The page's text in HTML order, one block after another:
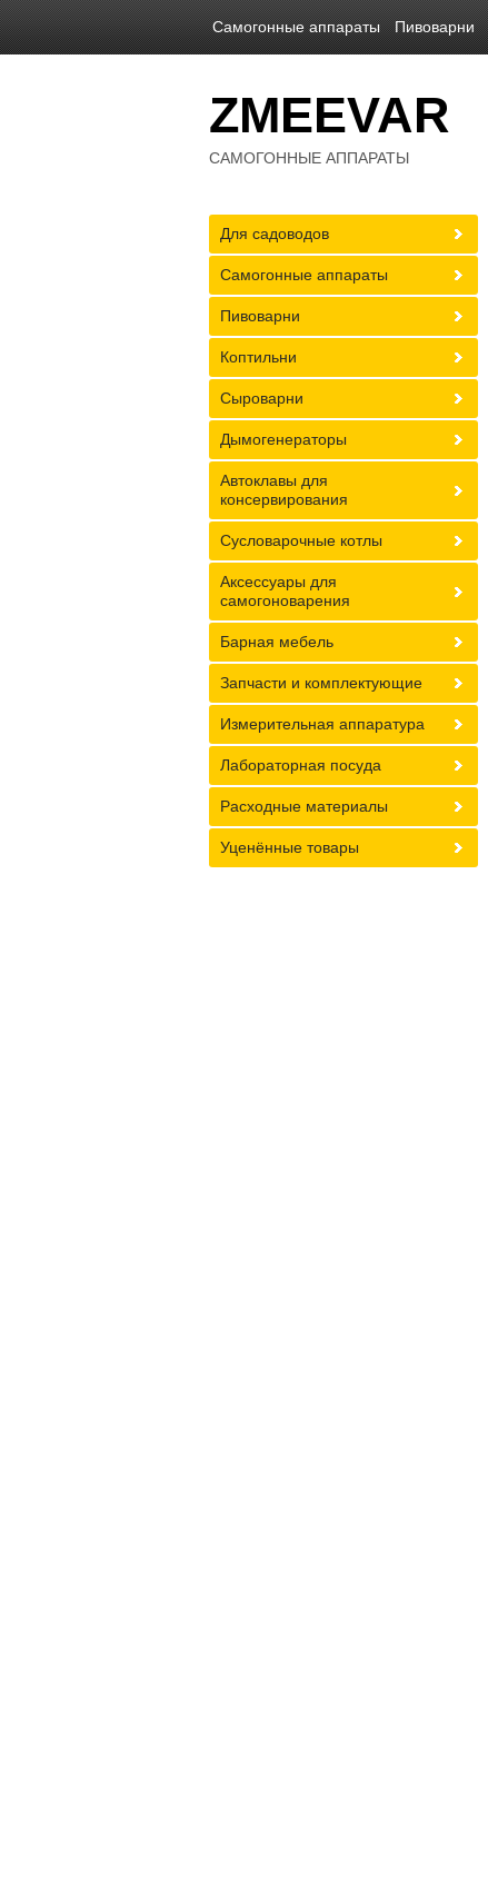
Самогонные аппараты Пивоварни
ZMEEVAR
САМОГОННЫЕ АППАРАТЫ
Для садоводов
Самогонные аппараты
Пивоварни
Коптильни
Сыроварни
Дымогенераторы
Автоклавы для
консервирования
Сусловарочные котлы
Аксессуары для
самогоноварения
Барная мебель
Запчасти и комплектующие
Измерительная аппаратура
Лабораторная посуда
Расходные материалы
Уценённые товары